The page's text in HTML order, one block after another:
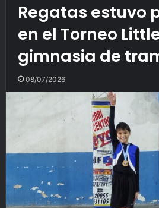
Regatas estuvo
en el Torneo
gimnasia de
08/07/2026